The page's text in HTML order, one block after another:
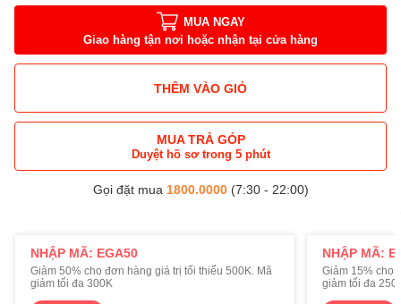
MUA NGAY
Giao hàng tận nơi hoặc nhận tại cửa hàng
THÊM VÀO GIỎ
MUA TRẢ GÓP
Duyệt hồ sơ trong 5 phút
Gọi đặt mua 1800.0000(7:30 - 22:00)
NHẬP MÃ: EGA50
Giảm 50% cho đơn hàng giá trị tối thiểu 500K. Mã
giảm tối đa 300K
NHẬP MÃ:
Giảm 15% cho
giảm tối đa